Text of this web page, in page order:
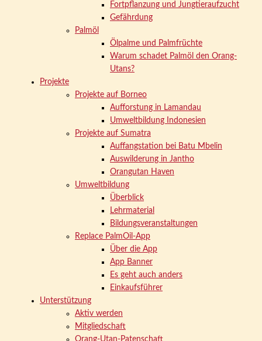
Fortpflanzung und Jungtieraufzucht
Gefährdung
Palmöl
Ölpalme und Palmfrüchte
Warum schadet Palmöl den Orang-
Utans?
Projekte
Projekte auf Borneo
Aufforstung in Lamandau
Umweltbildung Indonesien
Projekte auf Sumatra
Auffangstation bei Batu Mbelin
Auswilderung in Jantho
Orangutan Haven
Umweltbildung
Überblick
Lehrmaterial
Bildungsveranstaltungen
Replace PalmOil-App
Über die App
App Banner
Es geht auch anders
Einkaufsführer
Unterstützung
Aktiv werden
Mitgliedschaft
Orang-Utan-Patenschaft